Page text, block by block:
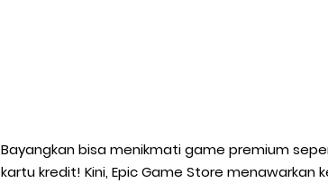
Bayangkan bisa menikmati game premium
kartu kredit! Kini, Epic Game Store